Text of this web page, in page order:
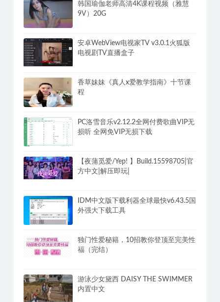
韩国瑜伽老师高清4K课程视频（雅慧
9V）20G
安卓WebView电视家TV v3.0.1火狐版
电视剧TV直播盒子
香草妹妹《真人x爱教学指南》十节课
程
PC洛雪音乐v2.12.2全网付费歌曲VIP无
损听 全网免VIP无损下载
【夜蒲觅爱/Yep! 】Build.15598705|官
方中文|解压即玩|
IDM中文版下载利器全球最快v6.43.5国
外强大下载工具
独门性爱秘籍，10招教你登顶至完美性
福（完结）
游泳少女黛西 DAISY THE SWIMMER
内置中文